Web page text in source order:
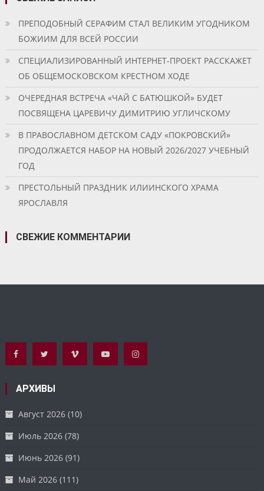
ПРЕПОДОБНЫЙ СЕРАФИМ СТАЛ ВЕЛИКИМ УГОДНИКОМ
БОЖИИМ ДЛЯ ВСЕЙ РОССИИ
СПЕЦИАЛИЗИРОВАННЫЙ ИНТЕРНЕТ-ПРОЕКТ РАССКАЖЕТ
ОБ ОБЩЕМОСКОВСКОМ КРЕСТНОМ ХОДЕ
ОЧЕРЕДНАЯ ВСТРЕЧА «ЧАЙ С БАТЮШКОЙ» БУДЕТ
ПОСВЯЩЕНА ЦАРЕВИЧУ ДИМИТРИЮ УГЛИЧСКОМУ
В ПРАВОСЛАВНОМ ДЕТСКОМ САДУ «ПОКРОВСКИЙ»
ПРОДОЛЖАЕТСЯ НАБОР НА НОВЫЙ 2026/2027 УЧЕБНЫЙ
ГОД
ПРЕСТОЛЬНЫЙ ПРАЗДНИК ИЛИИНСКОГО ХРАМА
ЯРОСЛАВЛЯ
СВЕЖИЕ КОММЕНТАРИИ
АРХИВЫ
Август 2026 (10)
Июль 2026 (78)
Июнь 2026 (91)
Май 2026 (111)